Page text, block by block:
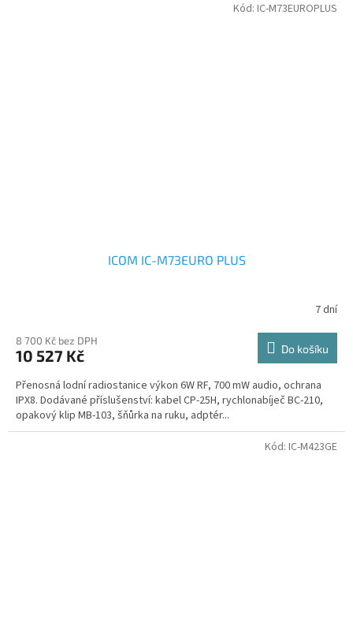
ICOM IC-M73EURO PLUS
7 dní
8 700 Kč bez DPH
10 527 Kč Do košíku
Přenosná lodní radiostanice výkon 6W RF, 700 mW audio, ochrana
IPX8. Dodávané příslušenství: kabel CP-25H, rychlonabíječ BC-210,
opakový klip MB-103, šňůrka na ruku, adptér...
Kód: IC-M73EUROPLUS
Kód: IC-M423GE